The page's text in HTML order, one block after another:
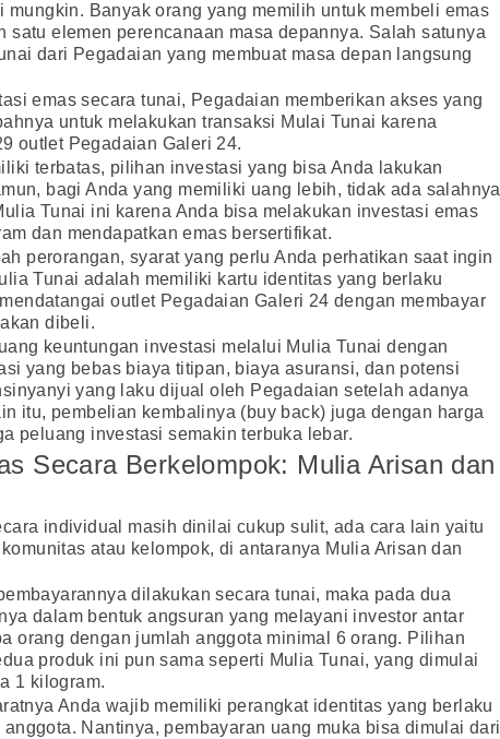
mungkin. Banyak orang yang memilih untuk membeli emas
satu elemen perencanaan masa depannya. Salah satunya
dari Pegadaian yang membuat masa depan langsung
emas secara tunai, Pegadaian memberikan akses yang
untuk melakukan transaksi Mulai Tunai karena
outlet Pegadaian Galeri 24.
terbatas, pilihan investasi yang bisa Anda lakukan
bagi Anda yang memiliki uang lebih, tidak ada salahnya
Tunai ini karena Anda bisa melakukan investasi emas
dan mendapatkan emas bersertifikat.
perorangan, syarat yang perlu Anda perhatikan saat ingin
Tunai adalah memiliki kartu identitas yang berlaku
outlet Pegadaian Galeri 24 dengan membayar
dibeli.
keuntungan investasi melalui Mulia Tunai dengan
yang bebas biaya titipan, biaya asuransi, dan potensi
yang laku dijual oleh Pegadaian setelah adanya
itu, pembelian kembalinya (buy back) juga dengan harga
peluang investasi semakin terbuka lebar.
Secara Berkelompok: Mulia Arisan dan
individual masih dinilai cukup sulit, ada cara lain yaitu
atau kelompok, di antaranya Mulia Arisan dan
dilakukan secara tunai, maka pada dua
dalam bentuk angsuran yang melayani investor antar
orang dengan jumlah anggota minimal 6 orang. Pilihan
produk ini pun sama seperti Mulia Tunai, yang dimulai
1 kilogram.
Anda wajib memiliki perangkat identitas yang berlaku
Nantinya, pembayaran uang muka bisa dimulai dari